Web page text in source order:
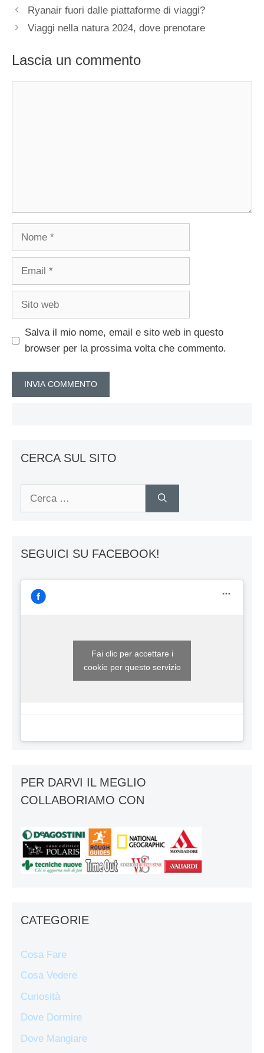
Ryanair fuori dalle piattaforme di viaggi?
Viaggi nella natura 2024, dove prenotare
Lascia un commento
Nome
Email
Sito
Salva il mio nome, email e sito web in questo
browser per la prossima volta che commento.
CERCA SUL SITO
SEGUICI SU FACEBOOK!
Fai clic per accettare i
cookie per questo servizio
PER DARVI IL MEGLIO
COLLABORIAMO CON
CATEGORIE
Cosa Fare
Cosa Vedere
Curiosità
Dove Dormire
Dove Mangiare